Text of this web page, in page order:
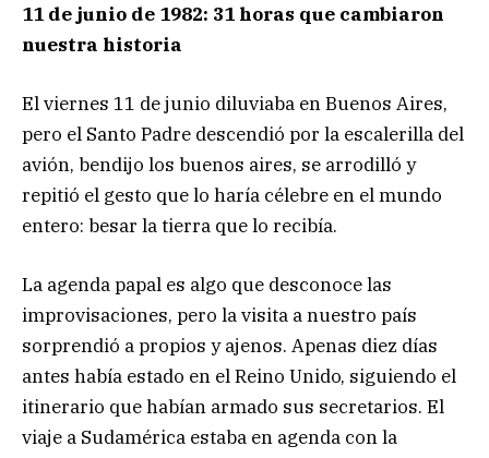
11 de junio de 1982: 31 horas que cambiaron
nuestra historia
El viernes 11 de junio diluviaba en Buenos Aires,
pero el Santo Padre descendió por la escalerilla del
avión, bendijo los buenos aires, se arrodilló y
repitió el gesto que lo haría célebre en el mundo
entero: besar la tierra que lo recibía.
La agenda papal es algo que desconoce las
improvisaciones, pero la visita a nuestro país
sorprendió a propios y ajenos. Apenas diez días
antes había estado en el Reino Unido, siguiendo el
itinerario que habían armado sus secretarios. El
viaje a Sudamérica estaba en agenda con la